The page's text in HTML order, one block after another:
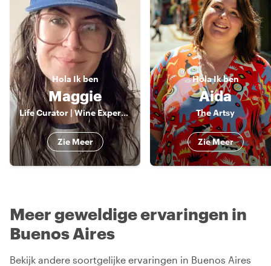
Hola Ik ben
Maggie
Life Curator | Wine Expert & Pro Photographer | Crafting Tailor-Made Experiences with a Passion for Culture and Hidden Gems
Zie Meer
HolaIk ben
Aida
The Artsy
Zie Meer
Meer geweldige ervaringen in
Buenos Aires
Bekijk andere soortgelijke ervaringen in Buenos Aires